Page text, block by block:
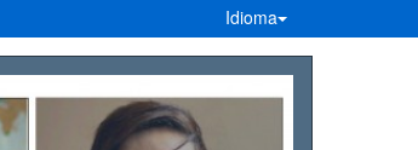
Idioma